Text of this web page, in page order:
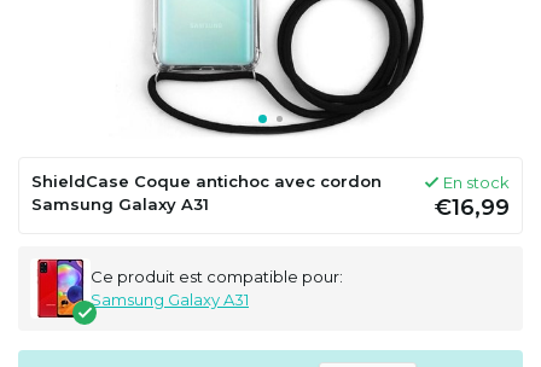
ShieldCase Coque antichoc avec cordon
Samsung Galaxy A31
En stock
€16,99
Ce produit est compatible pour:
Samsung Galaxy A31